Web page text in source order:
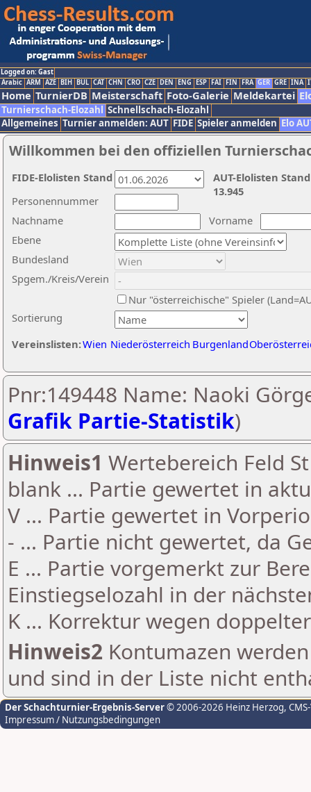
Logged on: Gast
Arabic ARM AZE BIH BUL CAT CHN CRO CZE DEN ENG ESP FAI FIN FRA GER GRE INA
Home TurnierDB Meisterschaft Foto-Galerie Meldekartei
Turnierschach-Elozahl Schnellschach-Elozahl
Allgemeines Turnier anmelden: AUT FIDE Spieler anmelden Elo
Willkommen bei den offiziellen
Nachname
Vorname
Ebene
Sortierung
Personennummer
Bundesland
Spgem./Kreis/Verein
Nur "österreichische" Spieler
Vereinslisten:Wien Niederösterreich Burgenland
AUT-Elolisten
13.945
FIDE-Elolisten Stand
Pnr:149448 Name: Naoki
Grafik Partie-Statistik)
Hinweis1 Wertebereich Feld
blank ... Partie gewertet in
V ... Partie gewertet in
- ... Partie nicht gewertet, da
E ... Partie vorgemerkt zur
Einstiegselozahl in der
K ... Korrektur wegen
Hinweis2 Kontumazen
und sind in der Liste nicht
Der Schachturnier-Ergebnis-Server© 2006-2026 Heinz Herzog,
Impressum / Nutzungsbedingungen